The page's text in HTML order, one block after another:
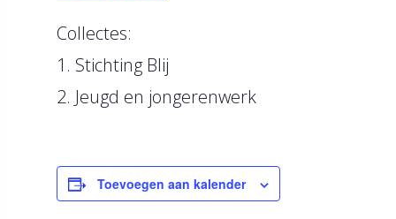
Collectes:
1. Stichting Blij
2. Jeugd en jongerenwerk
Toevoegen aan kalender